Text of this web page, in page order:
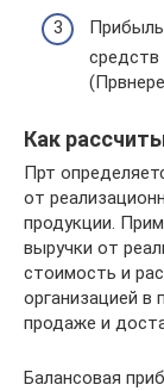
средств
Как
Прт
от
продукции.
выручки от
стоимость и
организацией в
продаже и
Балансовая